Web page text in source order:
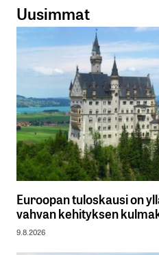
Uusimmat
Euroopan tuloskausi on
vahvan kehityksen
9.8.2026